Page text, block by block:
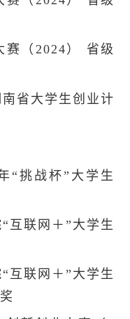
赛（2024） 省级
省大学生创业计
“挑战杯”大学生
互联网＋”大学生
互联网＋”大学生